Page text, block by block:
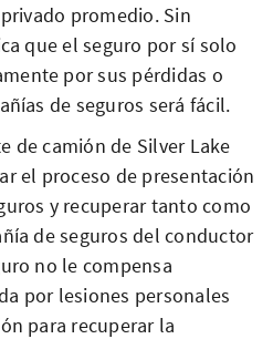
promedio. Sin
que el seguro por sí solo
por sus pérdidas o
de seguros será fácil.
de camión de Silver Lake
el proceso de presentación
y recuperar tanto como
de seguros del conductor
no le compensa
por lesiones personales
para recuperar la